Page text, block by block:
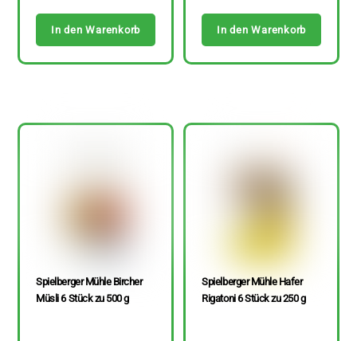
In den Warenkorb In den Warenkorb
Spielberger Mühle Bircher
Müsli 6 Stück zu 500 g
Spielberger Mühle Hafer
Rigatoni 6 Stück zu 250 g